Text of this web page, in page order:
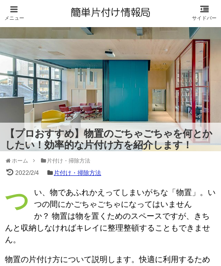
【プロおすすめ】物置のごちゃごちゃを何とか
したい！効率的な片付け方を紹介します！
ホーム 片付け・掃除方法
2022/2/4 片付け・掃除方法
つい、物であふれかえってしまいがちな「物置」。い
つの間にかごちゃごちゃになってはいません
か？ 物置は物を置くためのスペースですが、きち
んと収納しなければキレイに整理整頓することもできませ
ん。
物置の片付け方について説明します。快適に利用するため